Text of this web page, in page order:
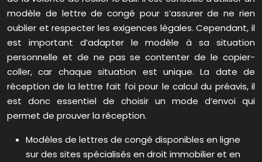
modèle de lettre de congé pour s’assurer de ne rien
oublier et respecter les exigences légales. Cependant, il
est important d’adapter le modèle à sa situation
personnelle et de ne pas se contenter de le copier-
coller, car chaque situation est unique. La date de
réception de la lettre fait foi pour le calcul du préavis, il
est donc essentiel de choisir un mode d’envoi qui
permet de prouver la réception.
Modèles de lettres de congé disponibles en ligne
sur des sites spécialisés en droit immobilier et en